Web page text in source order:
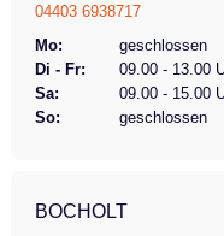
04403 6938717
Mo:
geschlossen
Di - Fr:
09.00 - 13.00
Sa:
09.00 - 15.00
So:
geschlossen
BOCHOLT